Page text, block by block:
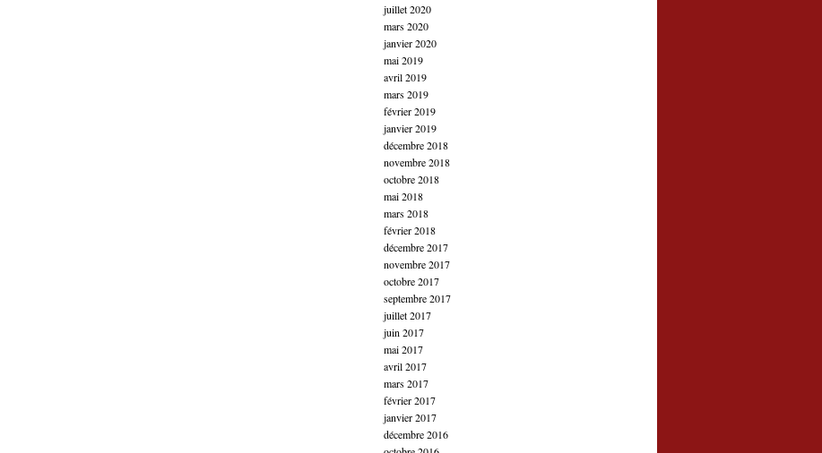
juillet 2020
mars 2020
janvier 2020
mai 2019
avril 2019
mars 2019
février 2019
janvier 2019
décembre 2018
novembre 2018
octobre 2018
mai 2018
mars 2018
février 2018
décembre 2017
novembre 2017
octobre 2017
septembre 2017
juillet 2017
juin 2017
mai 2017
avril 2017
mars 2017
février 2017
janvier 2017
décembre 2016